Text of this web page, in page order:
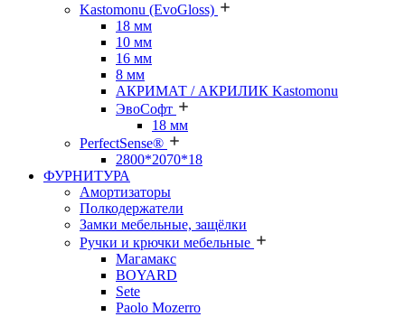
Kastomonu (EvoGloss)
18 мм
10 мм
16 мм
8 мм
АКРИМАТ / АКРИЛИК Kastomonu
ЭвоСофт
18 мм
PerfectSense®
2800*2070*18
ФУРНИТУРА
Амортизаторы
Полкодержатели
Замки мебельные, защёлки
Ручки и крючки мебельные
Магамакс
BOYARD
Sete
Paolo Mozerro